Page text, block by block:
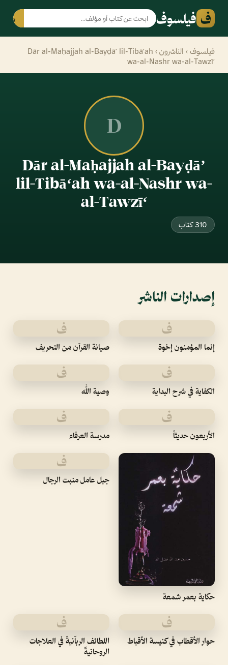
ف فيلسوف بحث
فيلسوف › الناشرون
› Dār al-Maḥajjah al-Bayḍāʼ lil-Tibāʻah
wa-al-Nashr wa-al-Tawzīʻ
D
Dār al-Maḥajjah al-Bayḍāʼ
lil-Tibāʻah wa-al-Nashr wa-
al-Tawzīʻ
310 كتاب
إصدارات الناشر
ف
إنما المؤمنون إخوة
ف
صيانة القرآن من التحريف
ف
الكفاية في شرح البداية
ف
وصية الله
ف
الأربعون حديثاً
ف
مدرسة العرفاء
حكاية بعمر شمعة
ف
جبل عامل منبت الرجال
ف
حوار الأقطاب في كنيسة الأقباط
ف
اللطائف الرباّنيةّ في العلاجات
الروحانيةّ